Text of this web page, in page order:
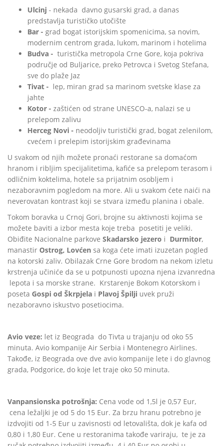
Ulcinj - nekada davno gusarski grad, a danas
predstavlja turističko utočište
Bar - grad bogat istorijskim spomenicima, sa novim,
modernim centrom grada, lukom, marinom i hotelima
Budva - turistička metropola Crne Gore, koja pokriva
područje od Buljarice, preko Petrovca i Svetog Stefana,
sve do plaže Jaz
Tivat - lep, miran grad sa marinom svetske klase za
jahte
Kotor - zaštićen od strane UNESCO-a, nalazi se u
prelepom zalivu
Herceg Novi - neodoljiv turistički grad, bogat zelenilom,
cvećem i prelepim istorijskim građevinama
U svakom od njih možete pronaći restorane sa domaćom
hranom i ribljim specijalitetima, kafiće sa prelepom terasom i
odličnim koktelima, hotele sa prijatnim osobljem i
nezaboravnim pogledom na more. Ali u svakom ćete naići na
neverovatan kontrast koji se stvara između planina i obale.
Tokom boravka u Crnoj Gori, brojne su aktivnosti kojima se
možete baviti a izbor mesta koje treba posetiti je veliki.
Obiđite Nacionalne parkove Skadarsko jezero i Durmitor,
manastir Ostrog, Lovćen sa koga ćete imati izuzetan pogled
na kotorski zaliv. Obilazak Crne Gore brodom na nekom izletu
krstrenja učiniće da se u potpunosti upozna njena izvanredna
lepota i sa morske strane. Krstarenje Bokom Kotorskom i
poseta Gospi od Škrpjela i Plavoj Špilji uvek pruži
nezaboravno iskustvo posetiocima.
Avio veze: let iz Beograda do Tivta u trajanju od oko 55
minuta. Avio kompanije Air Serbia i Montenegro Airlines.
Takođe, iz Beograda ove dve avio kompanije lete i do glavnog
grada, Podgorice, do koje let traje oko 50 minuta.
Vanpansionska potrošnja: Cena vode od 1,5l je 0,57 Eur,
cena ležaljki je od 5 do 15 Eur. Za brzu hranu potrebno je
izdvojiti od 1-5 Eur u zavisnosti od letovališta, dok je kafa od
0,80 i 1,80 Eur. Cene u restoranima takođe variraju, te je za